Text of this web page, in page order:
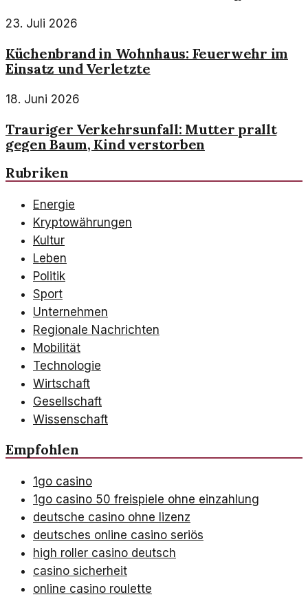
23. Juli 2026
Küchenbrand in Wohnhaus: Feuerwehr im
Einsatz und Verletzte
18. Juni 2026
Trauriger Verkehrsunfall: Mutter prallt
gegen Baum, Kind verstorben
Rubriken
Energie
Kryptowährungen
Kultur
Leben
Politik
Sport
Unternehmen
Regionale Nachrichten
Mobilität
Technologie
Wirtschaft
Gesellschaft
Wissenschaft
Empfohlen
1go casino
1go casino 50 freispiele ohne einzahlung
deutsche casino ohne lizenz
deutsches online casino seriös
high roller casino deutsch
casino sicherheit
online casino roulette